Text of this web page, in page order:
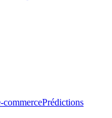
commercePrédictions